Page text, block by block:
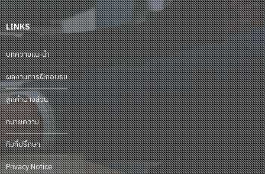
LINKS
บทความแนะนำ
ผลงานการฝึกอบรม
ลูกค้าบางส่วน
ทนายความ
ทีมที่ปรึกษา
Privacy Notice